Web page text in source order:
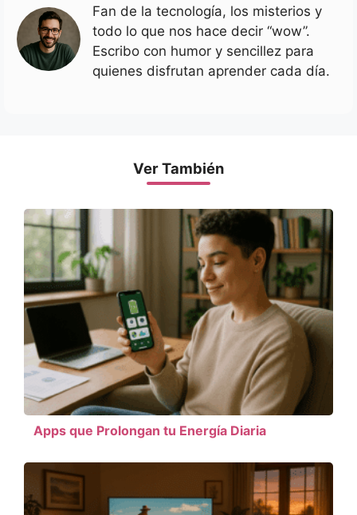
Fan de la tecnología, los misterios y
todo lo que nos hace decir “wow”.
Escribo con humor y sencillez para
quienes disfrutan aprender cada día.
Ver También
Apps que Prolongan tu Energía Diaria